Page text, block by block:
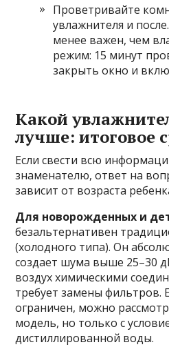
Проветривайте
увлажнителя и
менее важен, чем
режим: 15 минут
закрыть окно и
Какой
лучше: итоговое
Если свести всю
знаменателю, ответ на
зависит от возраста
Для новорожденных и
безальтернативен
(холодного типа). Он
создает шума выше 25–30
воздух химическими
требует замены фильтров.
ограничен, можно
модель, но только с
дистиллированной воды.